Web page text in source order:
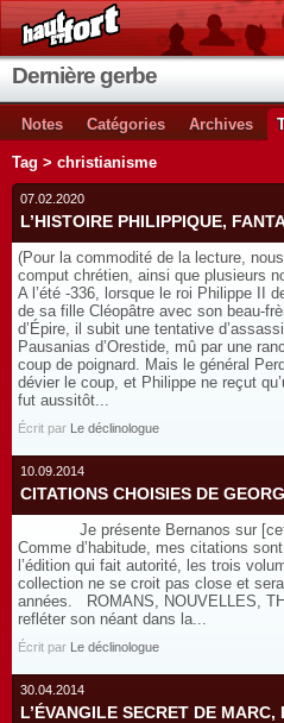
Dernière gerbe
Notes Catégories Archives
Tag > christianisme
07.02.2020
L’HISTOIRE PHILIPPIQUE,
(Pour la commodité de la lecture,
comput chrétien, ainsi que
A l’été -336, lorsque le roi Philippe II
de sa fille Cléopâtre avec son beau-
d’Épire, il subit une tentative
Pausanias d’Orestide, mû par une
coup de poignard. Mais le général
dévier le coup, et Philippe ne reçut
fut aussitôt...
Écrit par Le déclinologue
10.09.2014
CITATIONS CHOISIES DE
Je présente Bernanos sur [cette
Comme d’habitude, mes citations
l’édition qui fait autorité, les trois
collection ne se croit pas close et
années. ROMANS, NOUVELLES,
refléter son néant dans la...
Écrit par Le déclinologue
30.04.2014
L’ÉVANGILE SECRET DE